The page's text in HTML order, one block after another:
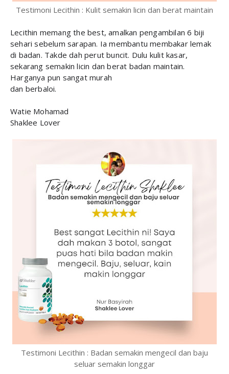
Testimoni Lecithin : Kulit semakin licin dan berat maintain
Lecithin memang the best, amalkan pengambilan 6 biji
sehari sebelum sarapan. Ia membantu membakar lemak
di badan. Takde dah perut buncit. Dulu kulit kasar,
sekarang semakin licin dan berat badan maintain.
Harganya pun sangat murah
dan berbaloi.
Watie Mohamad
Shaklee Lover
Testimoni Lecithin : Badan semakin mengecil dan baju
seluar semakin longgar